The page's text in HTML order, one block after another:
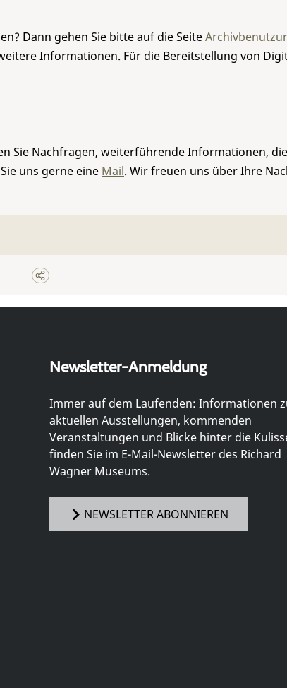
Dann gehen Sie bitte auf die Seite
Informationen. Für die Bereitstellung von
Sie Nachfragen, weiterführende Informationen,
uns gerne eine Mail. Wir freuen uns über Ihre
Newsletter-Anmeldung
Immer auf dem Laufenden: Informationen
aktuellen Ausstellungen, kommenden
Veranstaltungen und Blicke hinter die
finden Sie im E-Mail-Newsletter des Richard
Wagner Museums.
NEWSLETTER ABONNIEREN